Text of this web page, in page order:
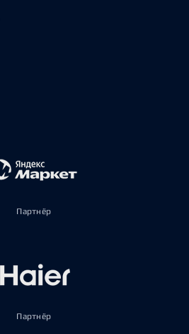
Партнёр
Партнёр